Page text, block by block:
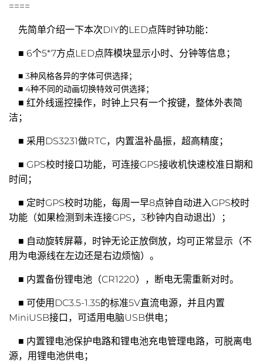
====
先简单介绍一下本次DIY的LED点阵时钟功能：
■ 6个5*7方点LED点阵模块显示小时、分钟等信息；
■ 3种风格各异的字体可供选择；
■ 4种不同的动画切换特效可供选择；
■ 红外线遥控操作，时钟上只有一个按键，整体外表简
洁；
■ 采用DS3231做RTC，内置温补晶振，超高精度；
■ GPS校时接口功能，可连接GPS接收机快速校准日期和
时间；
■ 定时GPS校时功能，每周一早8点钟自动进入GPS校时
功能（如果检测到未连接GPS，3秒钟内自动退出）；
■ 自动旋转屏幕，时钟无论正放倒放，均可正常显示（不
用为电源线在左边还是右边烦恼）。
■ 内置备份锂电池（CR1220），断电无需重新对时。
■ 可使用DC3.5-1.35的标准5V直流电源，并且内置
MiniUSB接口，可适用电脑USB供电；
■ 内置锂电池保护电路和锂电池充电管理电路，可脱离电
源，用锂电池供电；